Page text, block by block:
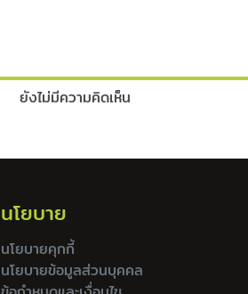
ยังไม่มีความคิดเห็น
นโยบาย
นโยบายคุกกี้
นโยบายข้อมูลส่วนบุคคล